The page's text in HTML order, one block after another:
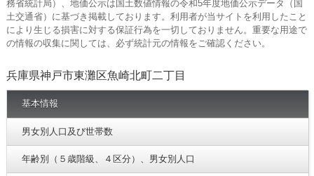
務省統計局）、地価公示は国土数値情報の令和5年度地価公示データ（国
土交通省）に基づき掲載しております。利用者が当サイトを利用したこと
により生じる損害に対する保証行為を一切しておりません。重要な用途で
の情報の収集に関しては、必ず統計元の情報をご確認ください。
兵庫県神戸市東灘区魚崎北町二丁目
基本情報
男女別人口及び世帯数
年齢別（５歳階級、４区分）、男女別人口